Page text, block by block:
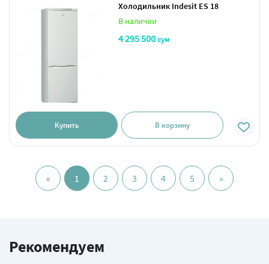
Холодильник Indesit ES 18
В наличии
4 295 500сум
Купить В корзину
« 1 2 3 4 5 »
Рекомендуем